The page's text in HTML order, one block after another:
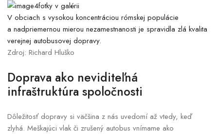
4fotky v galérii
V obciach s vysokou koncentráciou rómskej populácie
a nadpriemernou mierou nezamestnanosti je spravidla zlá kvalita
verejnej autobusovej dopravy.
Zdroj: Richard Hluško
Doprava ako neviditeľná
infraštruktúra spoločnosti
Dôležitosť dopravy si väčšina z nás uvedomí až vtedy, keď
zlyhá. Meškajúci vlak či zrušený autobus vnímame ako